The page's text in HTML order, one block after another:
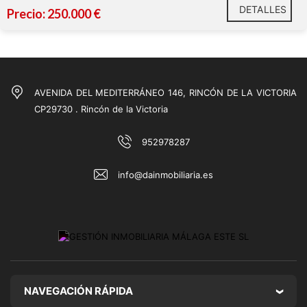
La parcela catastral en cuestion, está clasificada según
el vigente Plan General de Ordenación Urbanística como
suelo urbano incluido en la unidad de ejecución
Precio: 250.000 € DETALLES
AVENIDA DEL MEDITERRÁNEO 146, RINCÓN DE LA VICTORIA
CP29730 . Rincón de la Victoria
952978287
info@dainmobiliaria.es
NAVEGACIÓN RÁPIDA